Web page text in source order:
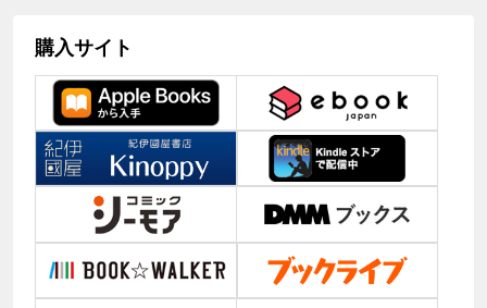
購入サイト